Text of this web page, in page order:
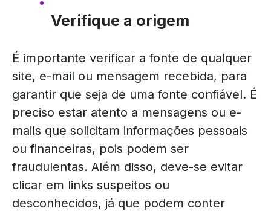
Verifique a origem
É importante verificar a fonte de qualquer
site, e-mail ou mensagem recebida, para
garantir que seja de uma fonte confiável. É
preciso estar atento a mensagens ou e-
mails que solicitam informações pessoais
ou financeiras, pois podem ser
fraudulentas. Além disso, deve-se evitar
clicar em links suspeitos ou
desconhecidos, já que podem conter